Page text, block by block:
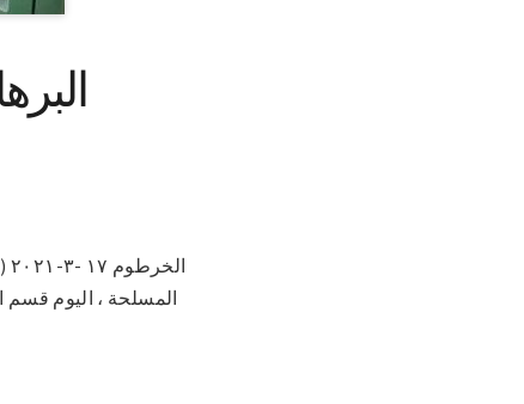
المسلحة ، اليوم قسم